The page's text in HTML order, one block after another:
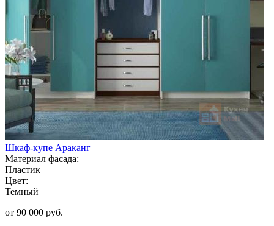
Шкаф-купе Араканг
Материал фасада:
Пластик
Цвет:
Темный
от 90 000 руб.